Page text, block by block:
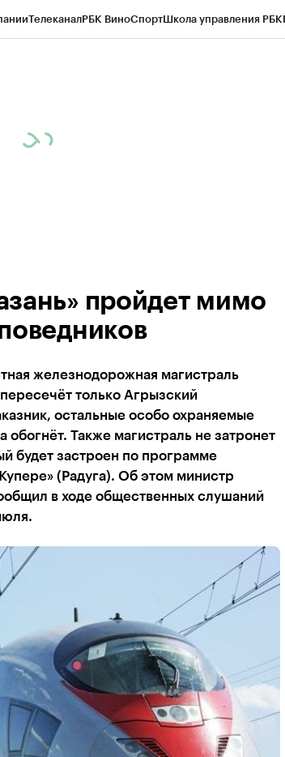
ТелеканалРБК ВиноСпортШкола управления РБК
пройдет мимо
железнодорожная магистраль
только Агрызский
остальные особо охраняемые
обогнёт. Также магистраль не затронет
будет застроен по программе
(Радуга). Об этом министр
в ходе общественных слушаний